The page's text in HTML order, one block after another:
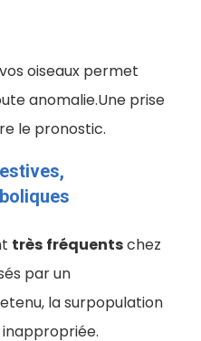
oiseaux permet
anomalie.Une prise
le pronostic.
très fréquentschez
par un
la surpopulation